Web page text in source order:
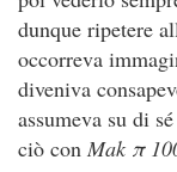
dunque ripetere
occorreva
diveniva
assumeva su di
ciò con Mak π